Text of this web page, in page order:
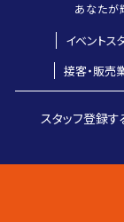
あなたが
イベントス
接客・販売
スタッフ登録す